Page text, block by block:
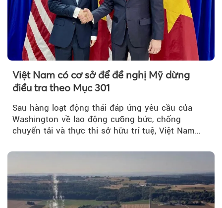
Việt Nam có cơ sở để đề nghị Mỹ dừng
điều tra theo Mục 301
Sau hàng loạt động thái đáp ứng yêu cầu của
Washington về lao động cưỡng bức, chống
chuyển tải và thực thi sở hữu trí tuệ, Việt Nam